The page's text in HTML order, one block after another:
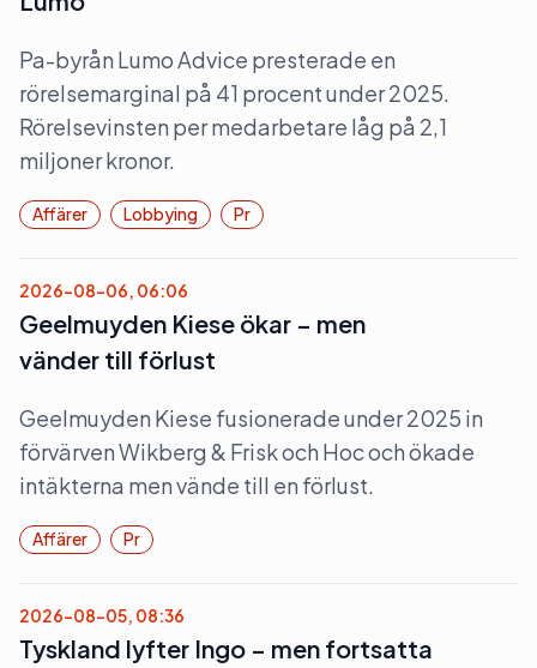
Pa-byrån Lumo Advice presterade en
rörelsemarginal på 41 procent under 2025.
Rörelsevinsten per medarbetare låg på 2,1
miljoner kronor.
Affärer Lobbying Pr
2026-08-06, 06:06
Geelmuyden Kiese ökar – men
vänder till förlust
Geelmuyden Kiese fusionerade under 2025 in
förvärven Wikberg & Frisk och Hoc och ökade
intäkterna men vände till en förlust.
Affärer Pr
2026-08-05, 08:36
Tyskland lyfter Ingo – men fortsatta